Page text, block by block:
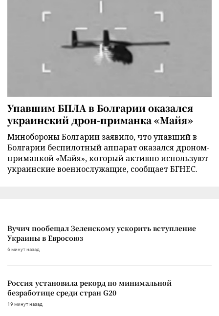
Упавшим БПЛА в Болгарии оказался
украинский дрон-приманка «Майя»
Минобороны Болгарии заявило, что упавший в
Болгарии беспилотный аппарат оказался дроном-
приманкой «Майя», который активно используют
украинские военнослужащие, сообщает БГНЕС.
Вучич пообещал Зеленскому ускорить вступление
Украины в Евросоюз
6 минут назад
Россия установила рекорд по минимальной
безработице среди стран G20
19 минут назад